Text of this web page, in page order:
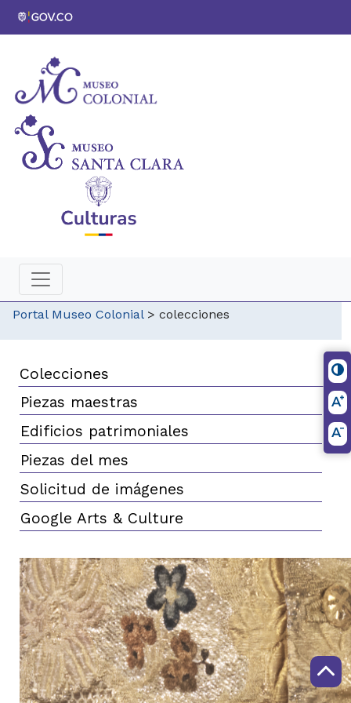
Portal Museo Colonial> colecciones
Colecciones
Piezas maestras
Edificios patrimoniales
Piezas del mes
Solicitud de imágenes
Google Arts & Culture